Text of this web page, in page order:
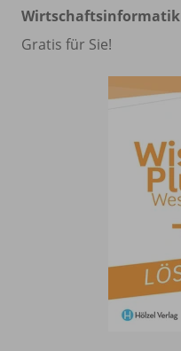
Wirtschaftsinformatik
Gratis für Sie!